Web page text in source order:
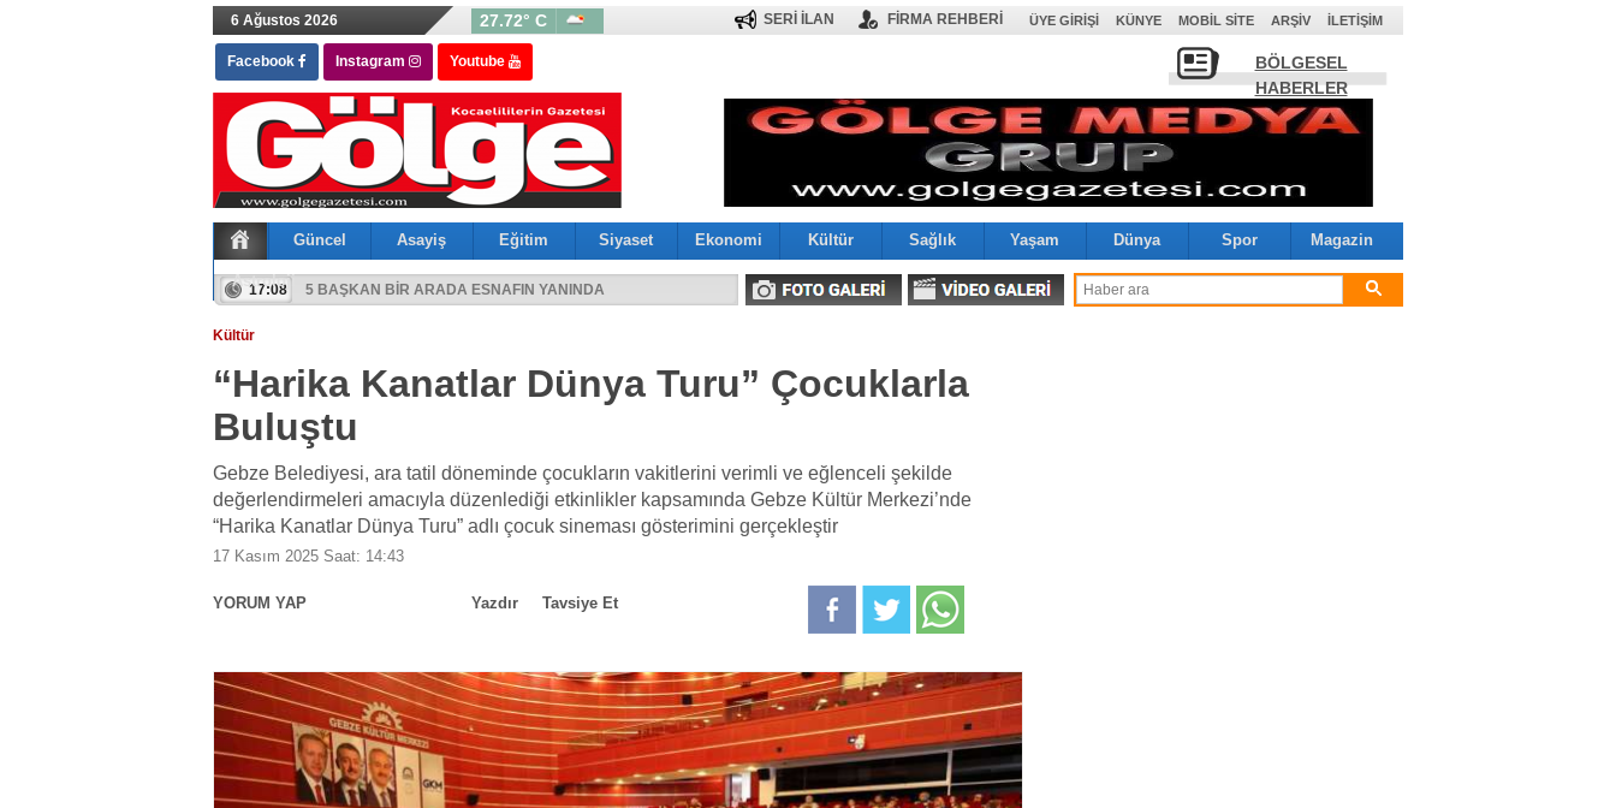
6 Ağustos 2026 27.72° C İLETIŞIM
ARŞIV
MOBIL SITE
KÜNYE
ÜYE GIRIŞI
FİRMA REHBERİ
SERİ İLAN
Facebook Instagram Youtube
BÖLGESEL
HABERLER
Güncel Asayiş Eğitim Siyaset Ekonomi Kültür Sağlık Yaşam Dünya Spor Magazin
Astroloji
17:08 5 BAŞKAN BİR ARADA ESNAFIN YANINDA
17:02 Dilovası Ağustos Ayı Toplantısı Gerçekleştirildi
Kültür
“Harika Kanatlar Dünya Turu” Çocuklarla
Buluştu
Gebze Belediyesi, ara tatil döneminde çocukların vakitlerini verimli ve eğlenceli şekilde
değerlendirmeleri amacıyla düzenlediği etkinlikler kapsamında Gebze Kültür Merkezi’nde
“Harika Kanatlar Dünya Turu” adlı çocuk sineması gösterimini gerçekleştir
17 Kasım 2025 Saat: 14:43
YORUM YAP Tavsiye Et
Yazdır